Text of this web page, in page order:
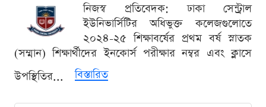
নিজস্ব প্রতিবেদক: ঢাকা সেন্ট্রাল
ইউনিভার্সিটির অধিভুক্ত কলেজগুলোতে
২০২৪-২৫ শিক্ষাবর্ষের প্রথম বর্ষ স্নাতক
(সম্মান) শিক্ষার্থীদের ইনকোর্স পরীক্ষার নম্বর এবং ক্লাসে
উপস্থিতির...
বিস্তারিত